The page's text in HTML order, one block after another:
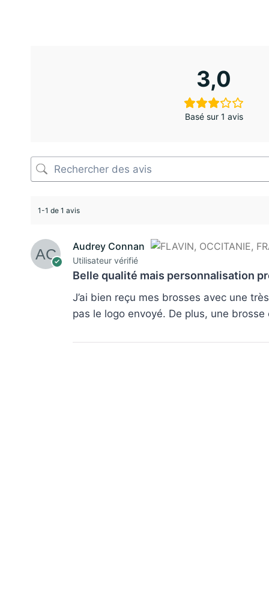
3,0
Basé sur 1 avis
1-1 de 1 avis
Audrey Connan
Utilisateur vérifié
Belle qualité mais personnalisation
J’ai bien reçu mes brosses avec une
pas le logo envoyé. De plus, une